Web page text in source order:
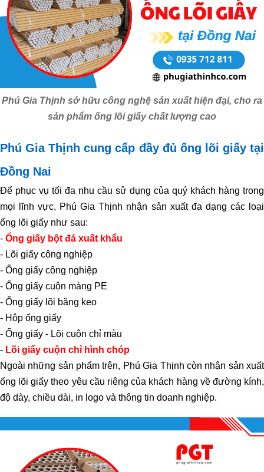
Phú Gia Thịnh sở hữu công nghệ sản xuất hiện đại, cho ra
sản phẩm ống lõi giấy chất lượng cao
Phú Gia Thịnh cung cấp đầy đủ ống lõi giấy tại
Đồng Nai
Để phục vụ tối đa nhu cầu sử dụng của quý khách hàng trong
mọi lĩnh vực, Phú Gia Thịnh nhận sản xuất đa dạng các loại
ống lõi giấy như sau:
- Ống giấy bột đá xuất khẩu
- Lõi giấy công nghiệp
- Ống giấy công nghiệp
- Ống giấy cuộn màng PE
- Ống giấy lõi băng keo
- Hộp ống giấy
- Ống giấy - Lõi cuộn chỉ màu
- Lõi giấy cuộn chỉ hình chóp
Ngoài những sản phẩm trên, Phú Gia Thịnh còn nhận sản xuất
ống lõi giấy theo yêu cầu riêng của khách hàng về đường kính,
độ dày, chiều dài, in logo và thông tin doanh nghiệp.